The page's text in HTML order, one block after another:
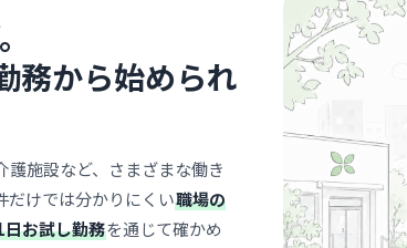
務から始められ
施設など、さまざまな働き
だけでは分かりにくい職場の
お試し勤務を通じて確かめ